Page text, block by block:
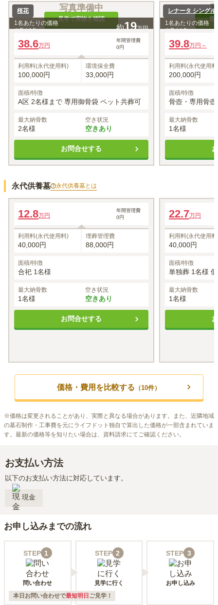
写真準備中
見学で実物を確認
桜花
1名あたりの価格
※最大2名 約19万円
38.6万円
年間管理費
0円
利用料(永代使用料)
100,000円
環境保全費
33,000円
面積/特徴
A区 2名様まで 専用御骨袋 ペット共葬可
最大納骨数
2名様
空き状況
空きあり
お問合せする
見
レナータ シングル
1名あたりの価格
※最大1名
39.8万円～
利用料(永代使用
200,000円
面積/特徴
骨壺・専用骨
最大納骨数
1名様
永代供養墓 永代供養墓とは
1名あたりの価格
※最大1名 12.8
12.8万円
年間管理費
0円
利用料(永代使用料)
40,000円
埋葬管理費
88,000円
面積/特徴
合祀 1名様
最大納骨数
1名様
空き状況
空きあり
お問合せする
1名あたりの価格
※最大1名
22.7万円
利用料(永代使用
40,000円
面積/特徴
単独葬 1名様
最大納骨数
1名様
価格・費用を比較する （10件）
※価格は変更されることがあり、実際と異なる場合があります。また、近隣地域
の墓石制作・工事費を元にライフドット独自で算出した価格が一部含まれていま
す。最新の価格等を知りたい場合は、資料請求にてご確認ください。
お支払い方法
以下のお支払い方法に対応しています。
現金
お申し込みまでの流れ
STEP 1
問い合わせ
STEP 2
見学に行く
STEP 3
お申し込み
本日お問い合わせで最短明日 ご見学！